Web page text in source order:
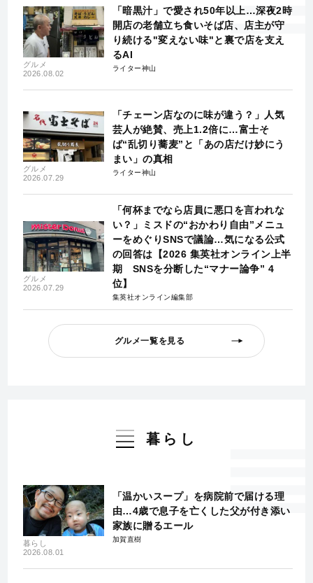
グルメ
2026.08.02
「暗黒汁」で愛され50年以上…深夜2時
開店の老舗立ち食いそば店、店主が守
り続ける"変えない味"と裏で店を支え
るAI
ライター神山
グルメ
2026.07.29
「チェーン店なのに味が違う？」人気
芸人が絶賛、売上1.2倍に…富士そ
ば“乱切り蕎麦”と「あの店だけ妙にう
まい」の真相
ライター神山
グルメ
2026.07.29
「何杯までなら店員に悪口を言われな
い？」ミスドの“おかわり自由”メニュ
ーをめぐりSNSで議論…気になる公式
の回答は【2026 集英社オンライン上半
期 SNSを分断した“マナー論争” 4
位】
集英社オンライン編集部
グルメ一覧を見る
暮らし
暮らし
2026.08.01
「温かいスープ」を病院前で届ける理
由…4歳で息子を亡くした父が付き添い
家族に贈るエール
加賀直樹